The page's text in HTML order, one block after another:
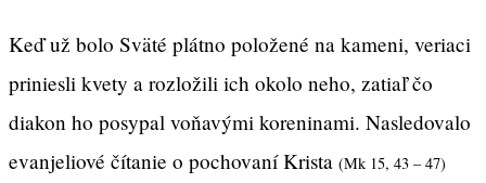
Keď už bolo Sväté plátno položené na kameni, veriaci
priniesli kvety a rozložili ich okolo neho, zatiaľ čo
diakon ho posypal voňavými koreninami. Nasledovalo
evanjeliové čítanie o pochovaní Krista (Mk 15, 43 – 47)